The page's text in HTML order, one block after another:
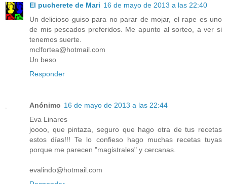
El pucherete de Mari 16 de mayo de 2013 a las 22:40
Un delicioso guiso para no parar de mojar, el rape es uno
de mis pescados preferidos. Me apunto al sorteo, a ver si
tenemos suerte.
mclfortea@hotmail.com
Un beso
Responder
Anónimo 16 de mayo de 2013 a las 22:44
Eva Linares
joooo, que pintaza, seguro que hago otra de tus recetas
estos días!!! Te lo confieso hago muchas recetas tuyas
porque me parecen "magistrales" y cercanas.
evalindo@hotmail.com